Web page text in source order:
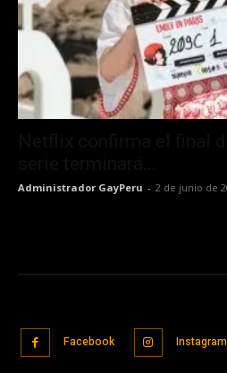
Administrador GayPeru - 2 de junio de
Facebook Instagram